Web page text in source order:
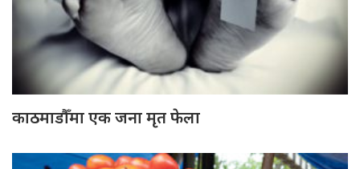
काठमाडौँमा एक जना मृत फेला